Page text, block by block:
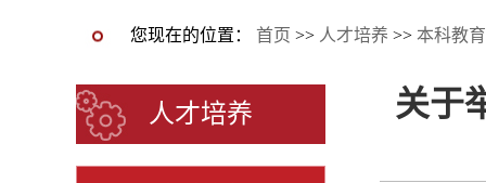
您现在的位置： 首页 >> 人才培养 >> 本科教育
人才培养 关于